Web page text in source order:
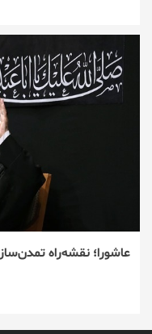
عاشورا؛ نقشه‌راه